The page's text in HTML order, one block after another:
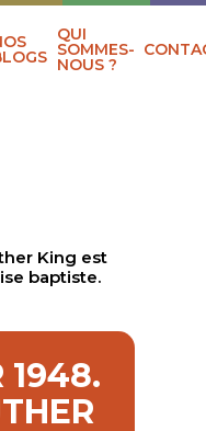
QUI
SOMMES-
NOUS ?
King est
baptiste.
1948.